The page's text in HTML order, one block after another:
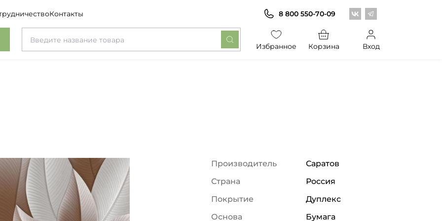
Контакты Центр обоев во
Центр обоев в
8 800 550-70-09
Избранное Корзина Вход
Производитель
Саратов
Страна
Россия
Покрытие
Дуплекс
Основа
Бумага